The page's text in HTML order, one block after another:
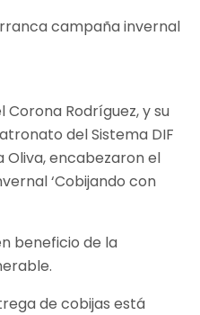
Corona Rodríguez, y su
del Sistema DIF
Oliva, encabezaron el
‘Cobijando con
beneficio de la
de cobijas está